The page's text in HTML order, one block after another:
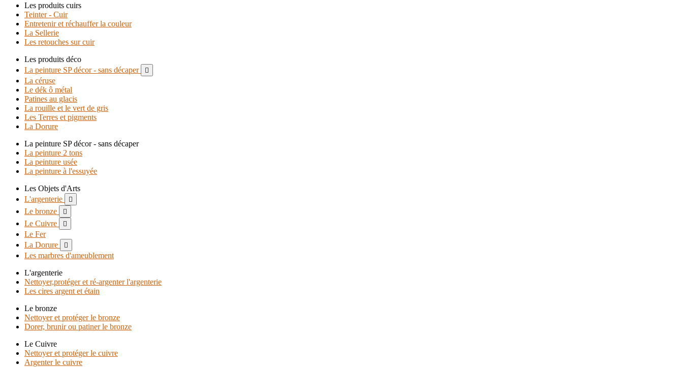
Les produits cuirs
Teinter - Cuir
Entretenir et réchauffer la couleur
La Sellerie
Les retouches sur cuir
Les produits déco
La peinture SP décor - sans décaper

La céruse
Le dék ô métal
Patines au glacis
La rouille et le vert de gris
Les Terres et pigments
La Dorure
La peinture SP décor - sans décaper
La peinture 2 tons
La peinture usée
La peinture à l'essuyée
Les Objets d'Arts
L'argenterie

Le bronze 
Le Cuivre 
Le Fer
La Dorure

Les marbres d'ameublement
L'argenterie
Nettoyer,protéger et ré-argenter l'argenterie
Les cires argent et étain
Le bronze
Nettoyer et protéger le bronze
Dorer, brunir ou patiner le bronze
Le Cuivre
Nettoyer et protéger le cuivre
Argenter le cuivre